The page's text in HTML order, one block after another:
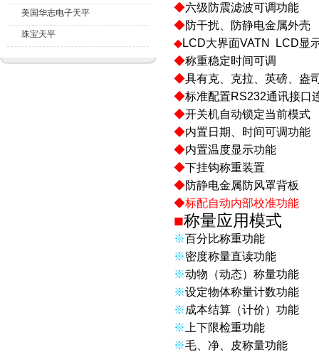
美国华志电子天平
珠宝天平
◆六级防震滤波可调功能
◆防干扰、防静电金属外壳
◆LCD大界面VATN LCD显
◆称重稳定时间可调
◆具有克、克拉、英磅、盎
◆标准配置RS232通讯接口
◆开关机自动锁定当前模式
◆内置日期、时间可调功能
◆内置温度显示功能
◆下挂钩称重装置
◆防静电金属防风罩背板
◆标配自动内部校准功能
■称量应用模式
※百分比称重功能
※密度称量直读功能
※动物（动态）称量功能
※设定物体称量计数功能
※ 成本结算（计价）功能
※ 上下限检重功能
※毛、净、皮称量功能